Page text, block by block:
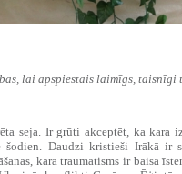
lai apspiestais laimīgs,
seja. Ir grūti akceptēt, ka kara
šodien. Daudzi kristieši Irākā
kara traumatisms ir baisa